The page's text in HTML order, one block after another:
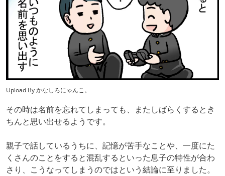
Upload By かなしろにゃんこ。
その時は名前を忘れてしまっても、またしばらくするとき
ちんと思い出せるようです。
親子で話しているうちに、記憶が苦手なことや、一度にた
くさんのことをすると混乱するといった息子の特性が合わ
さり、こうなってしまうのではという結論に至りました。